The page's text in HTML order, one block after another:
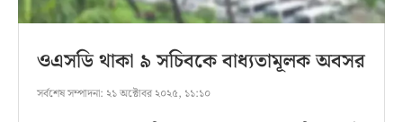
ওএসডি থাকা ৯ সচিবকে বাধ্যতামূলক অবসর
সর্বশেষ সম্পাদনা: ২১ অক্টোবর ২০২৫, ১১:১০